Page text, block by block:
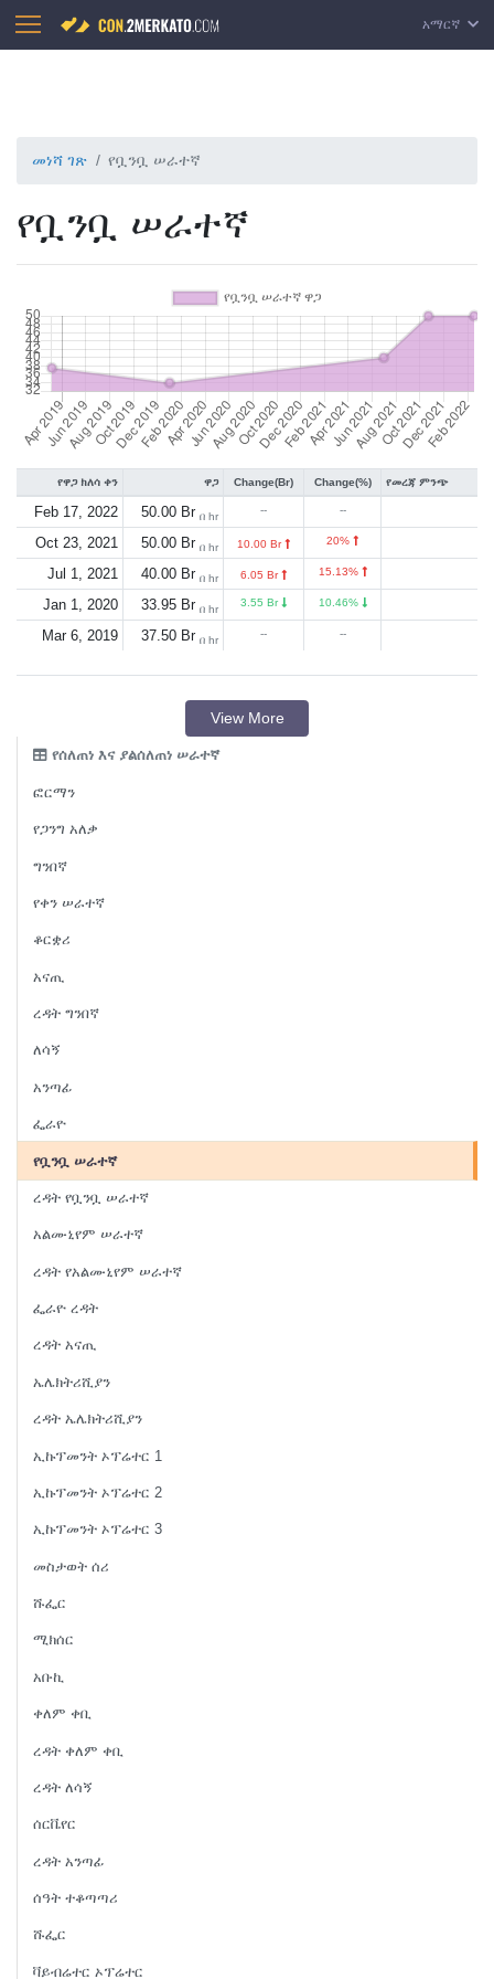
አማርኛ
መነሻ ገጽ የቧንቧ ሠራተኛ
የቧንቧ ሠራተኛ
የዋጋ ክለሳ ቀን ዋጋ Change(Br) Change(%) የመረጃ ምንጭ
Feb 17, 2022 50.00 Br በ hr -- --
Oct 23, 2021 50.00 Br በ hr 10.00 Br 20%
Jul 1, 2021 40.00 Br በ hr 6.05 Br 15.13%
Jan 1, 2020 33.95 Br በ hr 3.55 Br 10.46%
Mar 6, 2019 37.50 Br በ hr -- --
View More
የሰለጠነ እና ያልሰለጠነ ሠራተኛ
ፎርማን
የጋንግ አለቃ
ግንበኛ
የቀን ሠራተኛ
ቆርቋሪ
አናጢ
ረዳት ግንበኛ
ለሳኝ
አንጣፊ
ፌራዮ
የቧንቧ ሠራተኛ
ረዳት የቧንቧ ሠራተኛ
አልሙኒየም ሠራተኛ
ረዳት የአልሙኒየም ሠራተኛ
ፌራዮ ረዳት
ረዳት አናጢ
ኤሌክትሪሺያን
ረዳት ኤሌክትሪሺያን
ኢኩፕመንት ኦፕሬተር 1
ኢኩፕመንት ኦፕሬተር 2
ኢኩፕመንት ኦፕሬተር 3
መስታወት ሰሪ
ሹፌር
ሚክሰር
አቡኪ
ቀለም ቀቢ
ረዳት ቀለም ቀቢ
ረዳት ለሳኝ
ሰርቬየር
ረዳት አንጣፊ
ሰዓት ተቆጣጣሪ
ሹፌር
ቫይብሬተር ኦፕሬተር